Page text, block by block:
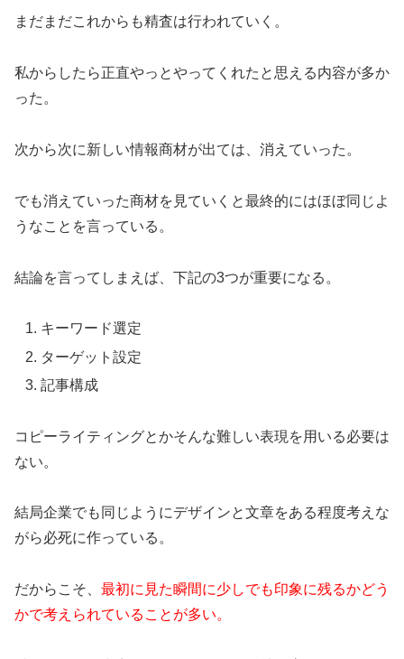
まだまだこれからも精査は行われていく。
私からしたら正直やっとやってくれたと思える内容が多か
った。
次から次に新しい情報商材が出ては、消えていった。
でも消えていった商材を見ていくと最終的にはほぼ同じよ
うなことを言っている。
結論を言ってしまえば、下記の3つが重要になる。
キーワード選定
ターゲット設定
記事構成
コピーライティングとかそんな難しい表現を用いる必要は
ない。
結局企業でも同じようにデザインと文章をある程度考えな
がら必死に作っている。
だからこそ、 最初に見た瞬間に少しでも印象に残るかどう
かで考えられていることが多い。